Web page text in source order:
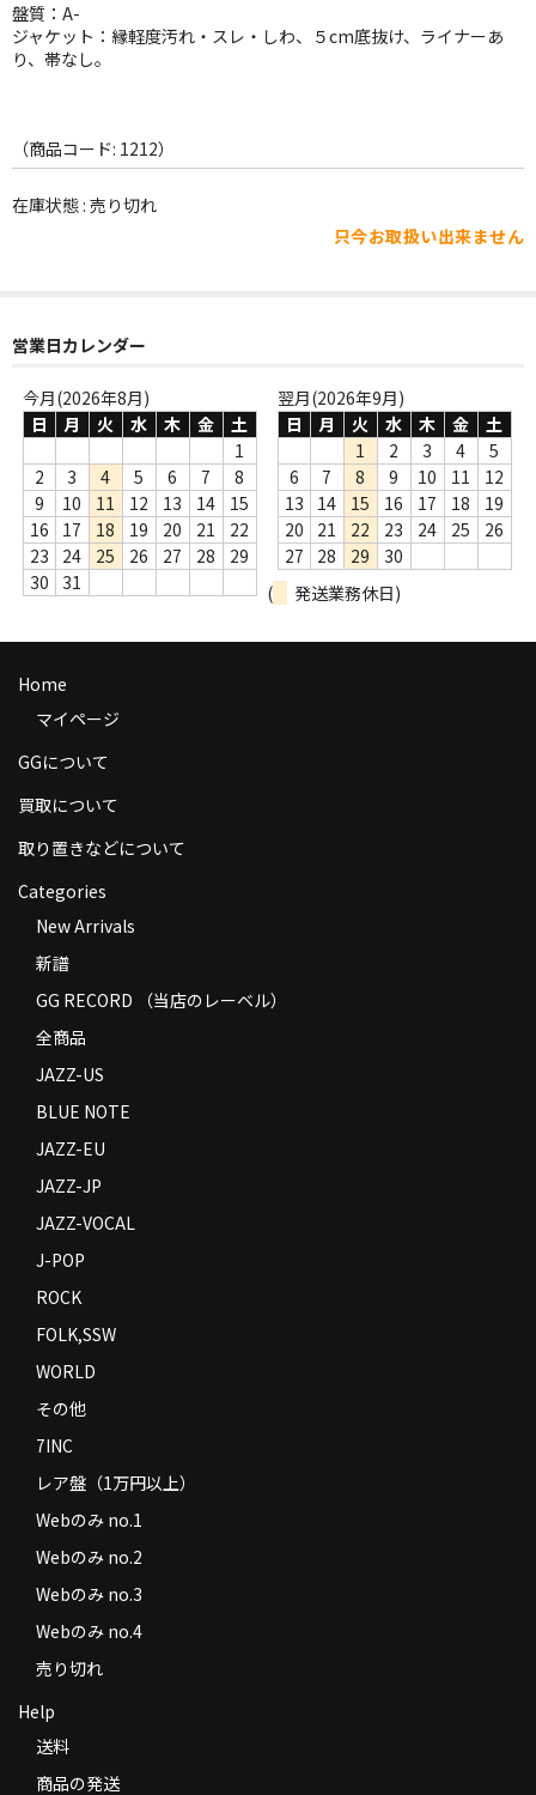
J-POP
FOLK,SSW
レア盤（1万円以上）
Webのみ no.1
Webのみ no.2
Webのみ no.3
Webのみ no.4
売り切れ
Help
送料
お支払い方法
返品
コンディション
特定商取引法に基づく表示
Contact
盤質：A-
ジャケット：縁軽度汚れ・スレ・しわ、５cm底抜け、ライナーあ
り、帯なし。
（商品コード: 1212）
在庫状態 : 売り切れ
只今お取扱い出来ません
営業日カレンダー
今月(2026年8月)
日
月 火 水 木 金
土
1
2
3 4 5 6 7
8
9
10 11 12 13 14
15
16
17 18 19 20 21
22
23
24 25 26 27 28
29
30
31
翌月(2026年9月)
日
月 火 水 木 金
土
1
2 3 4
5
6
7 8 9 10 11
12
13
14 15 16 17 18
19
20
21 22 23 24 25
26
27
28 29
30
(
発送業務休日)
Home
マイページ
GGについて
買取について
取り置きなどについて
Categories
New Arrivals
新譜
GG RECORD （当店のレーベル）
全商品
JAZZ-US
BLUE NOTE
JAZZ-EU
JAZZ-JP
JAZZ-VOCAL
J-POP
ROCK
FOLK,SSW
WORLD
その他
7INC
レア盤（1万円以上）
Webのみ no.1
Webのみ no.2
Webのみ no.3
Webのみ no.4
売り切れ
Help
送料
商品の発送